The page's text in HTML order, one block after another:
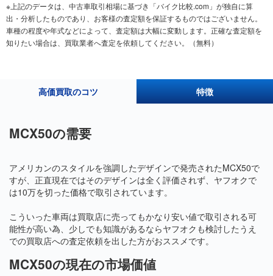
※上記のデータは、中古車取引相場に基づき「バイク比較.com」が独自に算
出・分析したものであり、お客様の査定額を保証するものではございません。
車種の程度や年式などによって、査定額は大幅に変動します。正確な査定額を
知りたい場合は、買取業者へ査定を依頼してください。（無料）
高価買取のコツ 特徴
MCX50の需要
アメリカンのスタイルを強調したデザインで発売されたMCX50で
すが、正直現在ではそのデザインは全く評価されず、ヤフオクで
は10万を切った価格で取引されています。
こういった車両は買取店に売ってもかなり安い値で取引される可
能性が高い為、少しでも知識があるならヤフオクも検討したうえ
での買取店への査定依頼を出した方がおススメです。
MCX50の現在の市場価値